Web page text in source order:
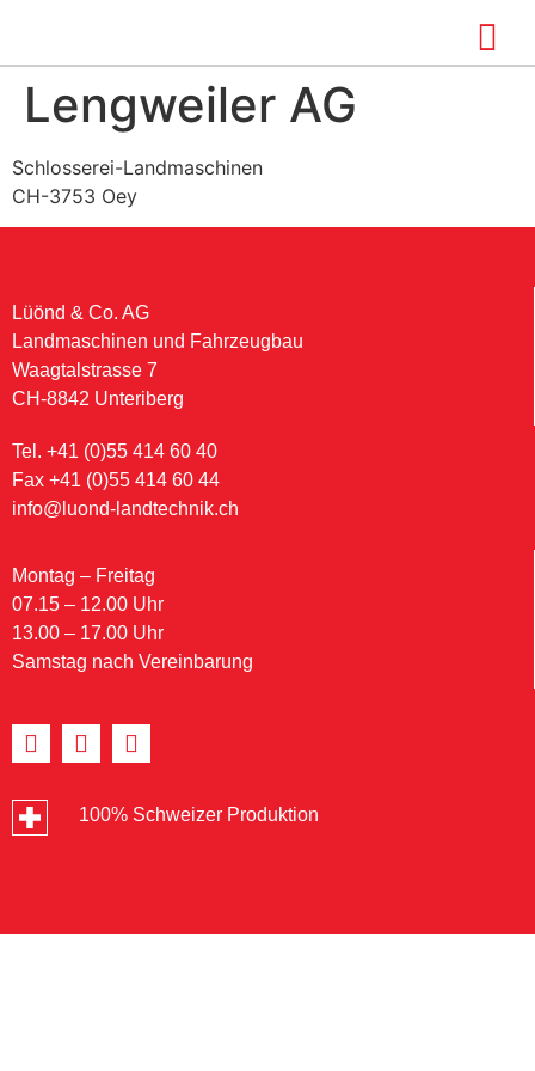
Lengweiler AG
Schlosserei-Landmaschinen
CH-3753 Oey
Lüönd & Co. AG
Landmaschinen und Fahrzeugbau
Waagtalstrasse 7
CH-8842 Unteriberg
Tel. +41 (0)55 414 60 40
Fax +41 (0)55 414 60 44
info@luond-landtechnik.ch
Montag – Freitag
07.15 – 12.00 Uhr
13.00 – 17.00 Uhr
Samstag nach Vereinbarung
100% Schweizer Produktion